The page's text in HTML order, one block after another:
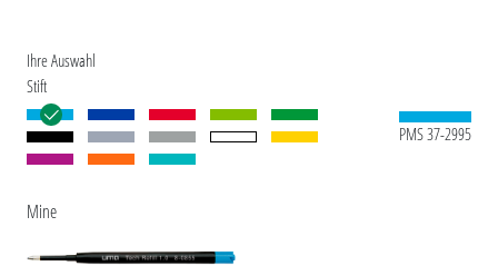
Ihre Auswahl
Stift
PMS 37-2995
Mine